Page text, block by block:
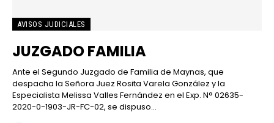
AVISOS JUDICIALES
JUZGADO FAMILIA
Ante el Segundo Juzgado de Familia de Maynas, que
despacha la Señora Juez Rosita Varela González y la
Especialista Melissa Valles Fernández en el Exp. N° 02635-
2020-0-1903-JR-FC-02, se dispuso...